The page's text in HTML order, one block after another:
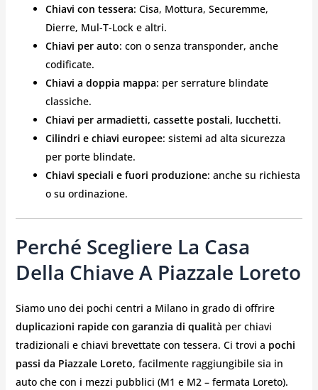
Chiavi con tessera: Cisa, Mottura, Securemme,
Dierre, Mul-T-Lock e altri.
Chiavi per auto: con o senza transponder, anche
codificate.
Chiavi a doppia mappa: per serrature blindate
classiche.
Chiavi per armadietti, cassette postali, lucchetti.
Cilindri e chiavi europee: sistemi ad alta sicurezza
per porte blindate.
Chiavi speciali e fuori produzione: anche su richiesta
o su ordinazione.
Perché Scegliere La Casa
Della Chiave A Piazzale Loreto
Siamo uno dei pochi centri a Milano in grado di offrire
duplicazioni rapide con garanzia di qualità per chiavi
tradizionali e chiavi brevettate con tessera. Ci trovi a pochi
passi da Piazzale Loreto, facilmente raggiungibile sia in
auto che con i mezzi pubblici (M1 e M2 – fermata Loreto).